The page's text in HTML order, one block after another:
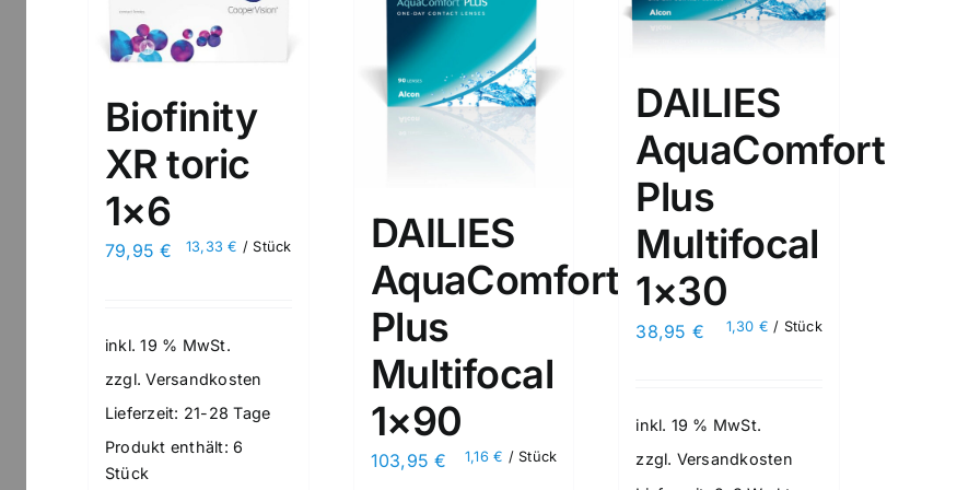
Produktseite
Produktseite
Biofinity
XR toric
1×6
79,95€ 13,33€ /Stück
inkl. 19 % MwSt.
zzgl.Versandkosten
Lieferzeit: 21-28 Tage
Produkt enthält: 6
Stück
DAILIES
AquaComfort
Plus
Multifocal
1×90
103,95€ 1,16€ /Stück
DAILIES
AquaComfort
Plus
Multifocal
1×30
38,95 € 1,30 € / Stück
inkl. 19 % MwSt.
zzgl. Versandkosten